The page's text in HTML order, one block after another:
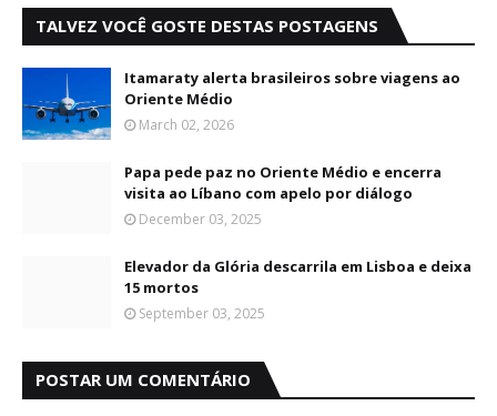
TALVEZ VOCÊ GOSTE DESTAS POSTAGENS
Itamaraty alerta brasileiros sobre viagens ao
Oriente Médio
March 02, 2026
Papa pede paz no Oriente Médio e encerra
visita ao Líbano com apelo por diálogo
December 03, 2025
Elevador da Glória descarrila em Lisboa e deixa
15 mortos
September 03, 2025
POSTAR UM COMENTÁRIO